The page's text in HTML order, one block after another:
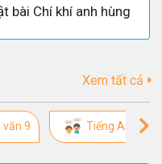
bài Chí khí anh hùng
Xem tất cả
văn 9 Tiếng Anh lớp